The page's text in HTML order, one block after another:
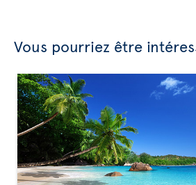
Vous pourriez être